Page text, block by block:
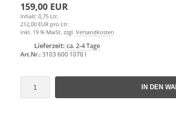
159,00 EUR
Inhalt: 0,75 Ltr.
212,00 EUR pro Ltr.
inkl. 19 % MwSt. zzgl. Versandkosten
Lieferzeit: ca. 2-4 Tage
Art.Nr.:3103 600 1070 I
IN DEN